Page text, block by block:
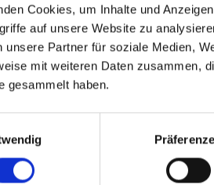
Cookies, um Inhalte und
auf unsere Website zu
unsere Partner für soziale Medien,
mit weiteren Daten zusammen,
gesammelt haben.